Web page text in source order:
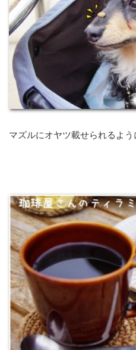
マズルにオヤツ載せられるよう